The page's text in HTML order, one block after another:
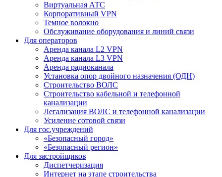
Виртуальная АТС
Корпоративный VPN
Темное волокно
Обслуживание оборудования и линий связи
Для операторов
Аренда канала L2 VPN
Аренда канала L3 VPN
Аренда радиоканала
Установка опор двойного назначения (ОДН)
Строительство ВОЛС
Строительство кабельной и телефонной
канализации
Легализация ВОЛС и телефонной канализации
Усиление сотовой связи
Для гос.учреждений
«Безопасный город»
«Безопасный регион»
Для застройщиков
Диспетчеризация
Интернет на этапе строительства